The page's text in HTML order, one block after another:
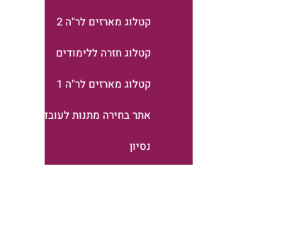
קטלוג מארזים לר"ה 2
קטלוג חזרה ללימודים
קטלוג מארזים לר"ה 1
אתר בחירה מתנות לעובדים
נסיון